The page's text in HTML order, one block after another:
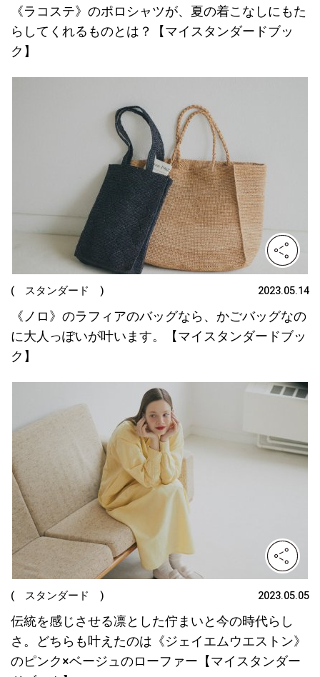
《ラコステ》のポロシャツが、夏の着こなしにもた
らしてくれるものとは？【マイスタンダードブッ
ク】
( スタンダード ) 2023.05.14
《ノロ》のラフィアのバッグなら、かごバッグなの
に大人っぽいが叶います。【マイスタンダードブッ
ク】
( スタンダード ) 2023.05.05
伝統を感じさせる凛とした佇まいと今の時代らし
さ。どちらも叶えたのは《ジェイエムウエストン》
のピンク×ベージュのローファー【マイスタンダー